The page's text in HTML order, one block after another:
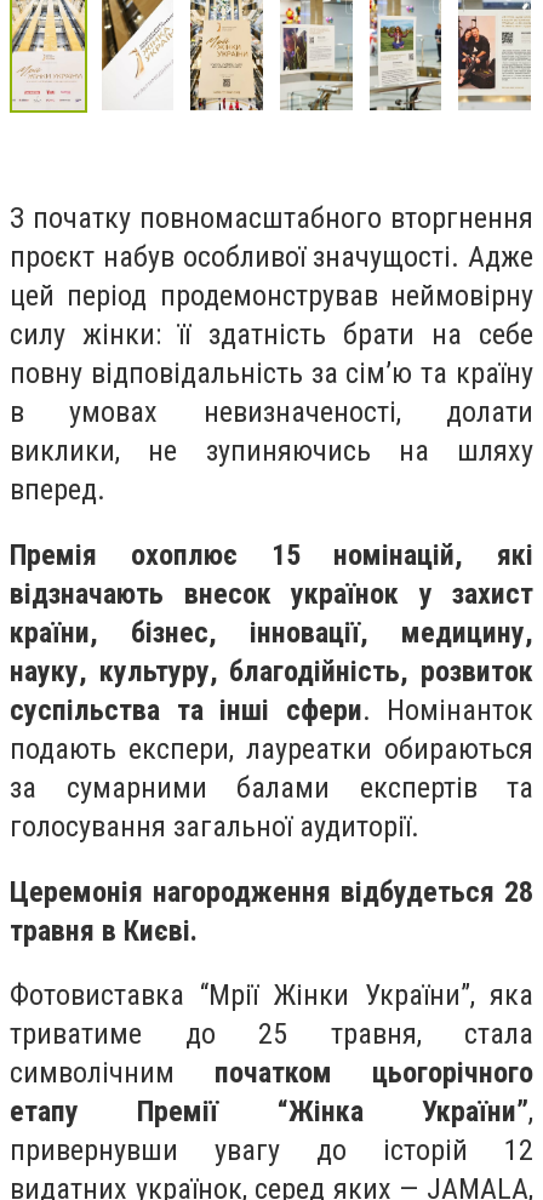
З початку повномасштабного вторгнення
проєкт набув особливої значущості. Адже
цей період продемонстрував неймовірну
силу жінки: її здатність брати на себе
повну відповідальність за сім’ю та країну
в умовах невизначеності, долати
виклики, не зупиняючись на шляху
вперед.
Премія охоплює 15 номінацій, які
відзначають внесок українок у захист
країни, бізнес, інновації, медицину,
науку, культуру, благодійність, розвиток
суспільства та інші сфери. Номінанток
подають експери, лауреатки обираються
за сумарними балами експертів та
голосування загальної аудиторії.
Церемонія нагородження відбудеться 28
травня в Києві.
Фотовиставка “Мрії Жінки України”, яка
триватиме до 25 травня, стала
символічним початком цьогорічного
етапу Премії “Жінка України”,
привернувши увагу до історій 12
видатних українок, серед яких — JAMALA,